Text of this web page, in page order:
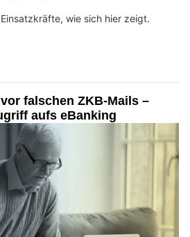
wie sich hier zeigt.
falschen ZKB-Mails –
aufs eBanking